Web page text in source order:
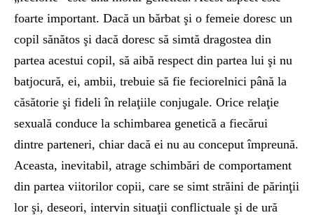
foarte important. Dacă un bărbat şi o femeie doresc un
copil sănătos şi dacă doresc să simtă dragostea din
partea acestui copil, să aibă respect din partea lui şi nu
batjocură, ei, ambii, trebuie să fie feciorelnici până la
căsătorie şi fideli în relaţiile conjugale. Orice relaţie
sexuală conduce la schimbarea genetică a fiecărui
dintre parteneri, chiar dacă ei nu au conceput împreună.
Aceasta, inevitabil, atrage schimbări de comportament
din partea viitorilor copii, care se simt străini de părinţii
lor şi, deseori, intervin situaţii conflictuale şi de ură